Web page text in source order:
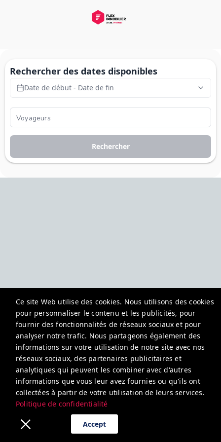
Ce site Web utilise des cookies. Nous utilisons des cookies
pour personnaliser le contenu et les publicités, pour
fournir des fonctionnalités de réseaux sociaux et pour
analyser notre trafic. Nous partageons également des
informations sur votre utilisation de notre site avec nos
réseaux sociaux, des partenaires publicitaires et
analytiques qui peuvent les combiner avec d'autres
informations que vous leur avez fournies ou qu'ils ont
collectées à partir de votre utilisation de leurs services.
Politique de confidentialité
Accept
Rechercher des dates disponibles
Date de début - Date de fin
Rechercher